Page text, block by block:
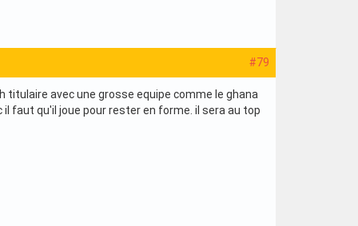
#79
titulaire avec une grosse equipe comme le ghana
il faut qu'il joue pour rester en forme. il sera au top